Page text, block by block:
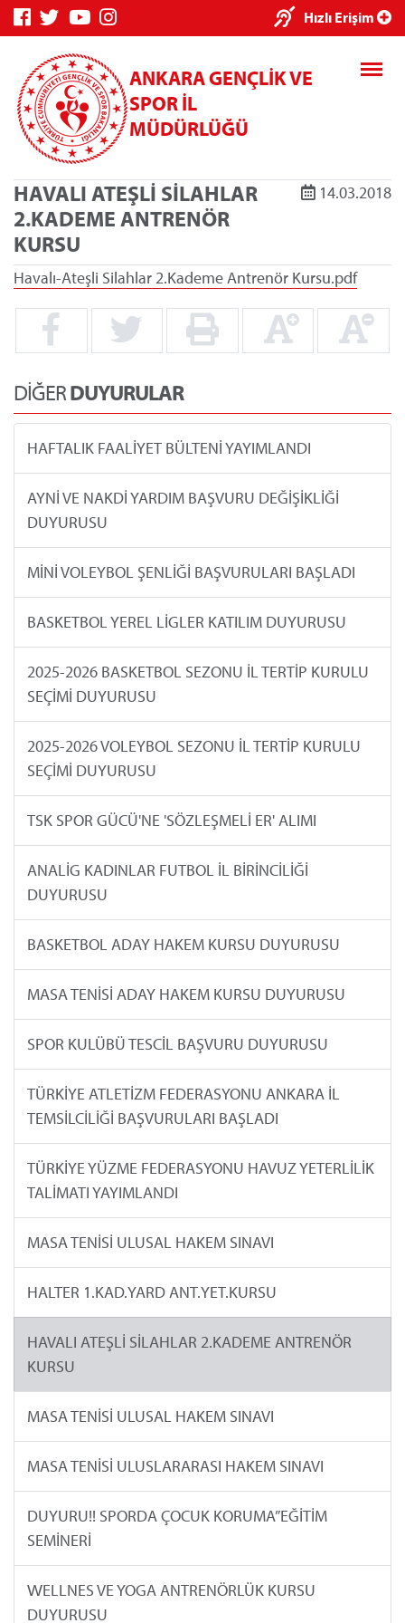
Hızlı Erişim
ANKARA GENÇLİK VE
SPOR İL
MÜDÜRLÜĞÜ
HAVALI ATEŞLİ SİLAHLAR
2.KADEME ANTRENÖR
KURSU
14.03.2018
Havalı-Ateşli Silahlar 2.Kademe Antrenör Kursu.pdf
DİĞERDUYURULAR
HAFTALIK FAALİYET BÜLTENİ YAYIMLANDI
AYNİ VE NAKDİ YARDIM BAŞVURU DEĞİŞİKLİĞİ
DUYURUSU
MİNİ VOLEYBOL ŞENLİĞİ BAŞVURULARI BAŞLADI
BASKETBOL YEREL LİGLER KATILIM DUYURUSU
2025-2026 BASKETBOL SEZONU İL TERTİP KURULU
SEÇİMİ DUYURUSU
2025-2026 VOLEYBOL SEZONU İL TERTİP KURULU
SEÇİMİ DUYURUSU
TSK SPOR GÜCÜ'NE 'SÖZLEŞMELİ ER' ALIMI
ANALİG KADINLAR FUTBOL İL BİRİNCİLİĞİ
DUYURUSU
BASKETBOL ADAY HAKEM KURSU DUYURUSU
MASA TENİSİ ADAY HAKEM KURSU DUYURUSU
SPOR KULÜBÜ TESCİL BAŞVURU DUYURUSU
TÜRKİYE ATLETİZM FEDERASYONU ANKARA İL
TEMSİLCİLİĞİ BAŞVURULARI BAŞLADI
TÜRKİYE YÜZME FEDERASYONU HAVUZ YETERLİLİK
TALİMATI YAYIMLANDI
MASA TENİSİ ULUSAL HAKEM SINAVI
HALTER 1.KAD.YARD ANT.YET.KURSU
HAVALI ATEŞLİ SİLAHLAR 2.KADEME ANTRENÖR
KURSU
MASA TENİSİ ULUSAL HAKEM SINAVI
MASA TENİSİ ULUSLARARASI HAKEM SINAVI
DUYURU!! SPORDA ÇOCUK KORUMA”EĞİTİM
SEMİNERİ
WELLNES VE YOGA ANTRENÖRLÜK KURSU
DUYURUSU
×
Genç Bilgi
Sistemi
Spor Bilgi
Sistemi
Kredi/Yurt
Kredi/Yurt E-